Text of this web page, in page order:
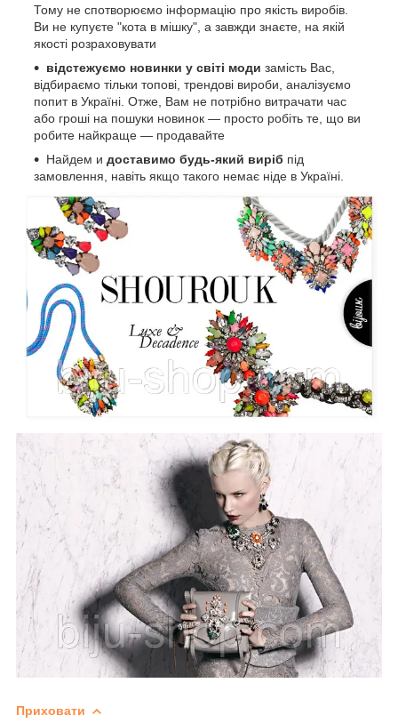
Тому не спотворюємо інформацію про якість виробів.
Ви не купуєте "кота в мішку", а завжди знаєте, на якій
якості розраховувати
відстежуємо новинки у світі моди замість Вас,
відбираємо тільки топові, трендові вироби, аналізуємо
попит в Україні. Отже, Вам не потрібно витрачати час
або гроші на пошуки новинок — просто робіть те, що ви
робите найкраще — продавайте
Найдем и доставимо будь-який виріб під
замовлення, навіть якщо такого немає ніде в Україні.
Приховати